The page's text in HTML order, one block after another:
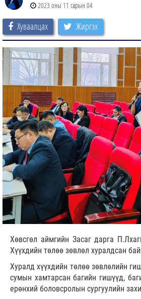
2023 оны 11 сарын 04
Хуваалцах Жиргэх
Хөвсгөл аймгийн Засаг дарга
Хүүхдийн төлөө зөвлөл хуралдсан
Хуралд хүүхдийн төлөө зөвлөлийн
сумын хамтарсан багийн гишүүд,
ерөнхий боловсролын сургуулийн